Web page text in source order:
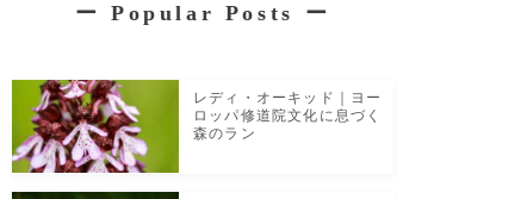
ーPopular Posts ー
レディ・オーキッド｜ヨー
ロッパ修道院文化に息づく
森のラン